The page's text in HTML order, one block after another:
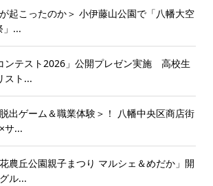
起こったのか＞ 小伊藤山公園で「八幡大空
」...
ンテスト2026」公開プレゼン実施 高校生
スト...
出ゲーム＆職業体験＞！ 八幡中央区商店街
サ...
農丘公園親子まつり マルシェ＆めだか」開
ル...